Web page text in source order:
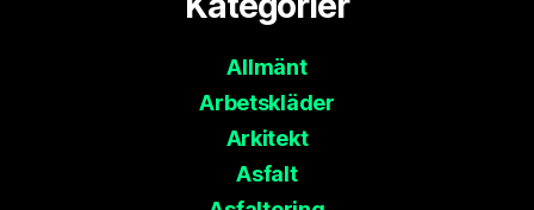
Allmänt
Arbetskläder
Arkitekt
Asfalt